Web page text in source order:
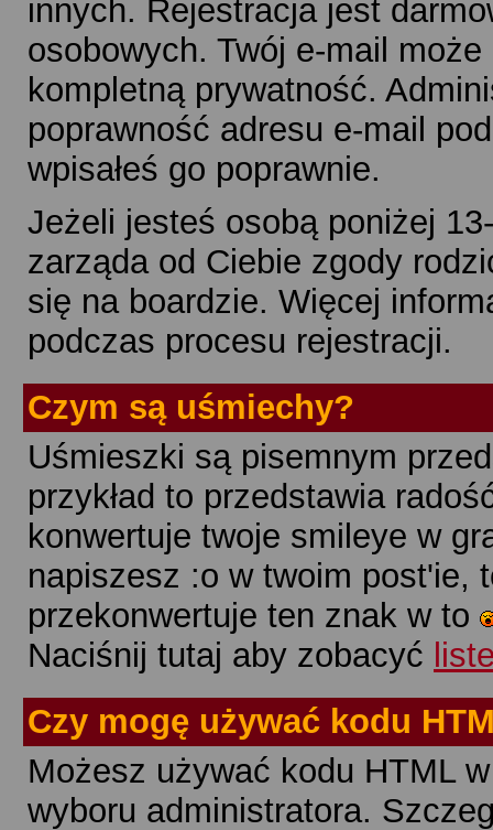
innych. Rejestracja jest
osobowych. Twój e-mail
kompletną prywatność.
poprawność adresu e-mail
wpisałeś go poprawnie.
Jeżeli jesteś osobą poniżej
zarząda od Ciebie zgody
się na boardzie. Więcej
podczas procesu rejestracji.
Czym są uśmiechy?
Uśmieszki są pisemnym
przykład to przedstawia
konwertuje twoje smileye w
napiszesz :o w twoim post'ie,
przekonwertuje ten znak w to
Naciśnij tutaj aby zobacyć
Czy mogę używać kodu
Możesz używać kodu HTML
wyboru administratora.